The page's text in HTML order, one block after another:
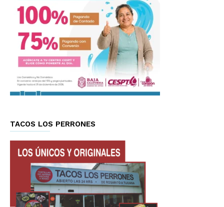
TACOS LOS PERRONES